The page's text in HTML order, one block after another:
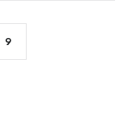
9